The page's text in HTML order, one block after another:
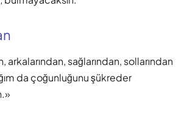
arkalarından, sağlarından, sollarından
da çoğunluğunu şükreder